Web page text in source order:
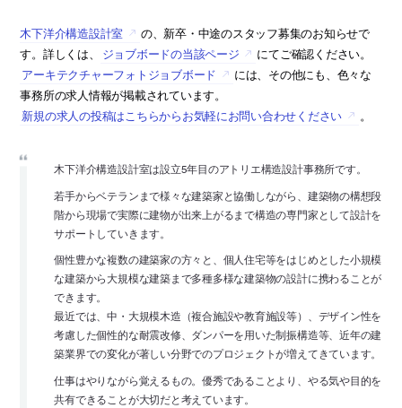
木下洋介構造設計室
の、新卒・中途のスタッフ募集のお知らせで
す。詳しくは、
ジョブボードの当該ページ
にてご確認ください。
アーキテクチャーフォトジョブボード
には、その他にも、色々な
事務所の求人情報が掲載されています。
新規の求人の投稿はこちらからお気軽にお問い合わせください
。
木下洋介構造設計室は設立5年目のアトリエ構造設計事務所です。
若手からベテランまで様々な建築家と協働しながら、建築物の構想段
階から現場で実際に建物が出来上がるまで構造の専門家として設計を
サポートしていきます。
個性豊かな複数の建築家の方々と、個人住宅等をはじめとした小規模
な建築から大規模な建築まで多種多様な建築物の設計に携わることが
できます。
最近では、中・大規模木造（複合施設や教育施設等）、デザイン性を
考慮した個性的な耐震改修、ダンパーを用いた制振構造等、近年の建
築業界での変化が著しい分野でのプロジェクトが増えてきています。
仕事はやりながら覚えるもの。優秀であることより、やる気や目的を
共有できることが大切だと考えています。